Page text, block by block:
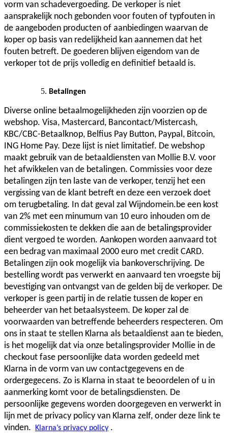
vorm van schadevergoeding. De verkoper is niet
aansprakelijk noch gebonden voor fouten of typfouten in
de aangeboden producten of aanbiedingen waarvan de
koper op basis van redelijkheid kan aannemen dat het
fouten betreft. De goederen blijven eigendom van de
verkoper tot de prijs volledig en definitief betaald is.
Betalingen
Diverse online betaalmogelijkheden zijn voorzien op de
webshop. Visa, Mastercard, Bancontact/Mistercash,
KBC/CBC-Betaalknop, Belfius Pay Button, Paypal, Bitcoin,
ING Home Pay. Deze lijst is niet limitatief. De webshop
maakt gebruik van de betaaldiensten van Mollie B.V. voor
het afwikkelen van de betalingen. Commissies voor deze
betalingen zijn ten laste van de verkoper, tenzij het een
vergissing van de klant betreft en deze een verzoek doet
om terugbetaling. In dat geval zal Wijndomein.be een kost
van 2% met een minumum van 10 euro inhouden om de
commissiekosten te dekken die aan de betalingsprovider
dient vergoed te worden. Aankopen worden aanvaard tot
een bedrag van maximaal 2000 euro met credit CARD.
Betalingen zijn ook mogelijk via bankoverschrijving. De
bestelling wordt pas verwerkt en aanvaard ten vroegste bij
bevestiging van ontvangst van de gelden bij de verkoper. De
verkoper is geen partij in de relatie tussen de koper en
beheerder van het betaalsysteem. De koper zal de
voorwaarden van betreffende beheerders respecteren. Om
ons in staat te stellen Klarna als betaaldienst aan te bieden,
is het mogelijk dat via onze betalingsprovider Mollie in de
checkout fase persoonlijke data worden gedeeld met
Klarna in de vorm van uw contactgegevens en de
ordergegecens. Zo is Klarna in staat te beoordelen of u in
aanmerking komt voor de betalingsdiensten. De
persoonlijke gegevens worden doorgegeven en verwerkt in
lijn met de privacy policy van Klarna zelf, onder deze link te
vinden.
Klarna’s privacy policy .